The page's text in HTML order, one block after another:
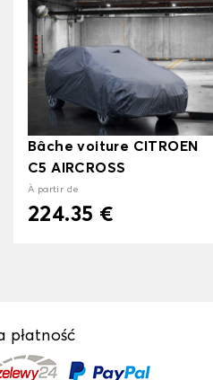
Bâche voiture CITROEN
C5 AIRCROSS
À partir de
224.35 €
płatność